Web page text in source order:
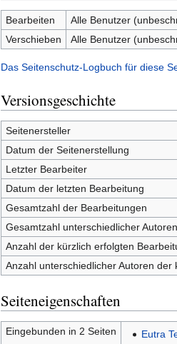
Bearbeiten
Alle Benutzer
Verschieben
Alle Benutzer
Das Seitenschutz-Logbuch für diese
Versionsgeschichte
Seitenersteller
Datum der Seitenerstellung
Letzter Bearbeiter
Datum der letzten Bearbeitung
Gesamtzahl der Bearbeitungen
Gesamtzahl unterschiedlicher Autoren
Anzahl der kürzlich erfolgten
Anzahl unterschiedlicher Autoren
Seiteneigenschaften
Eingebunden in 2 Seiten
Eutra